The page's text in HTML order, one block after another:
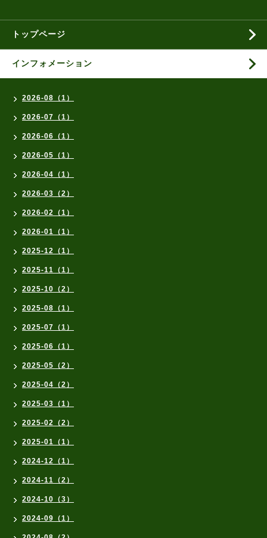
トップページ
インフォメーション
2026-08（1）
2026-07（1）
2026-06（1）
2026-05（1）
2026-04（1）
2026-03（2）
2026-02（1）
2026-01（1）
2025-12（1）
2025-11（1）
2025-10（2）
2025-08（1）
2025-07（1）
2025-06（1）
2025-05（2）
2025-04（2）
2025-03（1）
2025-02（2）
2025-01（1）
2024-12（1）
2024-11（2）
2024-10（3）
2024-09（1）